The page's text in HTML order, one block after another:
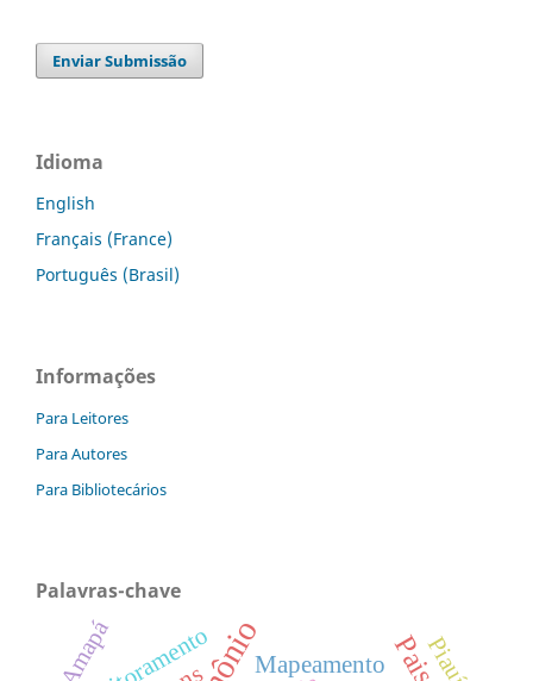
Enviar Submissão
Idioma
English
Français (France)
Português (Brasil)
Informações
Para Leitores
Para Autores
Para Bibliotecários
Palavras-chave
Mapeamento
Amapá Piauí.